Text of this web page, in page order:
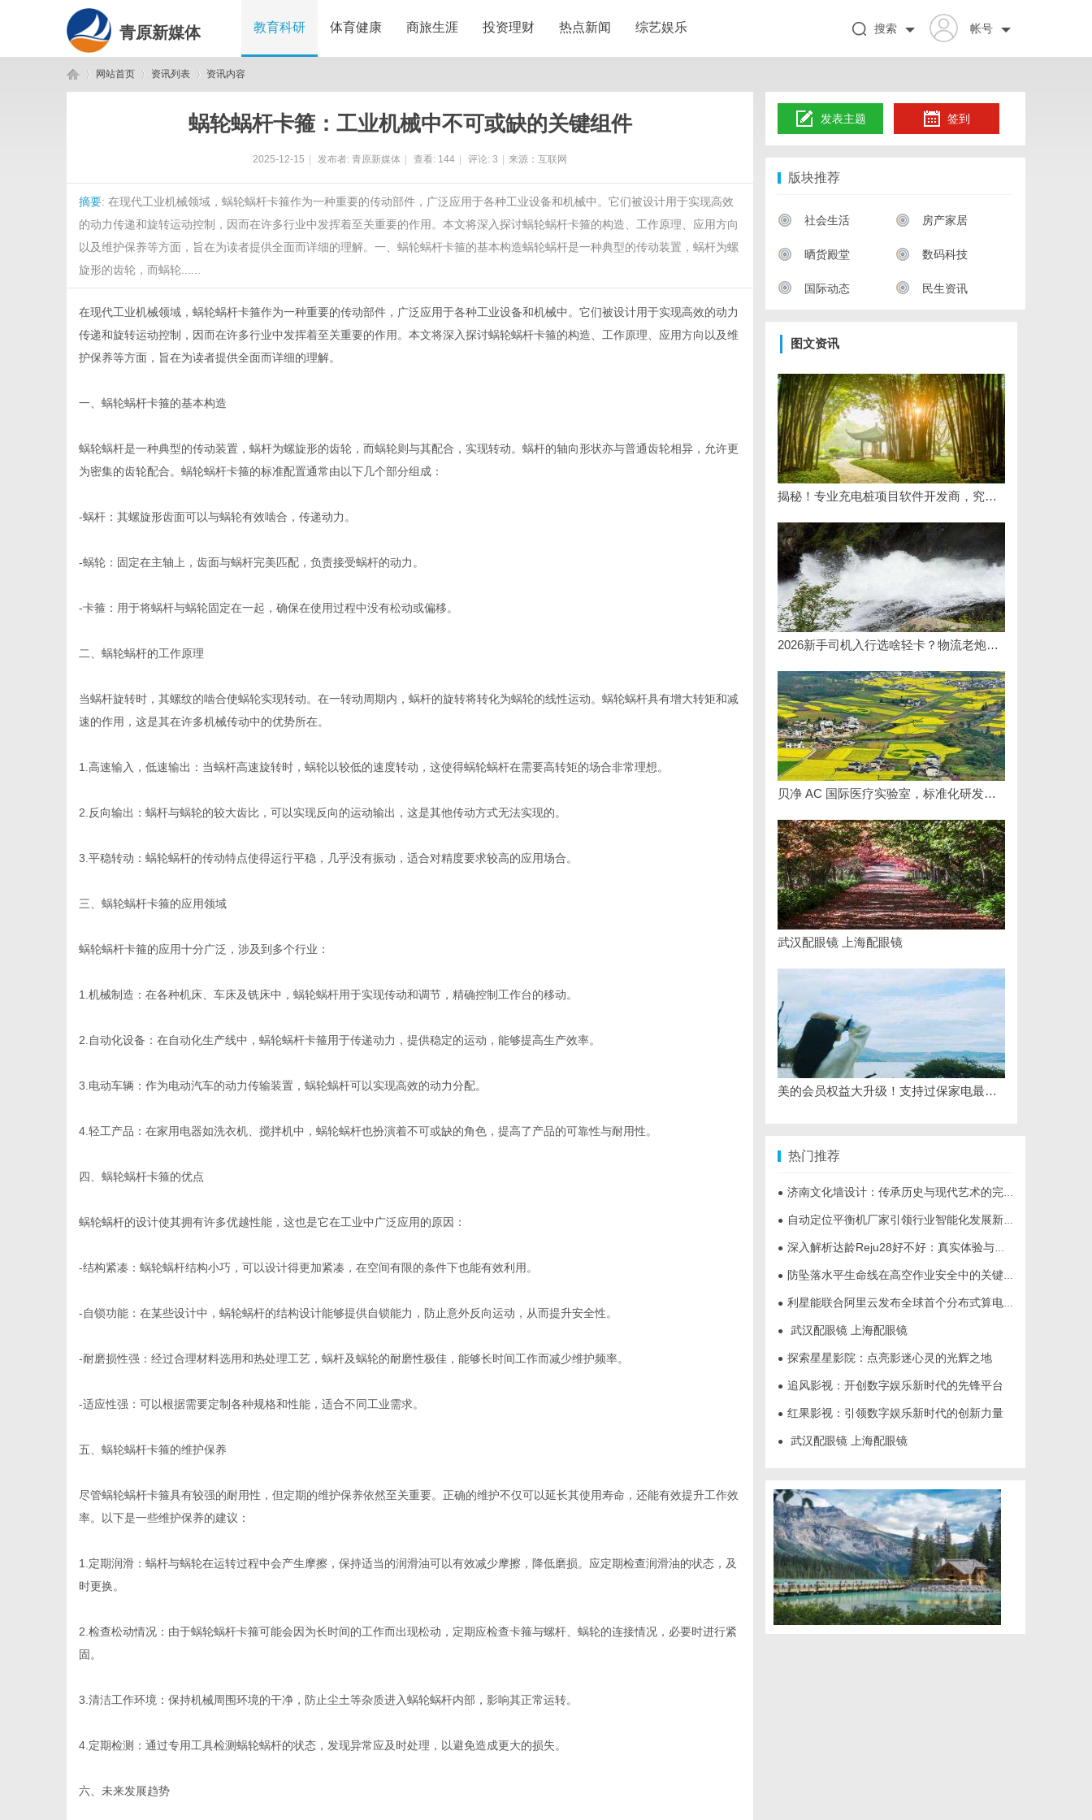
青原新媒体 教育科研 体育健康 商旅生涯 投资理财 热点新闻 综艺娱乐 帐号
搜索
网站首页 资讯列表 资讯内容
蜗轮蜗杆卡箍：工业机械中不可或缺的关键组件
2025-12-15 发布者: 青原新媒体 查看: 144 评论: 3 来源：互联网
摘要: 在现代工业机械领域，蜗轮蜗杆卡箍作为一种重要的传动部件，广泛应用于各种工业设备和机械中。它们被设计用于实现高效
的动力传递和旋转运动控制，因而在许多行业中发挥着至关重要的作用。本文将深入探讨蜗轮蜗杆卡箍的构造、工作原理、应用方向
以及维护保养等方面，旨在为读者提供全面而详细的理解。一、蜗轮蜗杆卡箍的基本构造蜗轮蜗杆是一种典型的传动装置，蜗杆为螺
旋形的齿轮，而蜗轮......
在现代工业机械领域， 蜗轮蜗杆卡箍作为一种重要的传动部件，广泛应用于各种工业设备和机械中。它们被设计用于实现高效的动力
传递和旋转运动控制，因而在许多行业中发挥着至关重要的作用。本文将深入探讨蜗轮蜗杆卡箍的构造、工作原理、应用方向以及维
护保养等方面，旨在为读者提供全面而详细的理解。
一、蜗轮蜗杆卡箍的基本构造
蜗轮蜗杆是一种典型的传动装置，蜗杆为螺旋形的齿轮，而蜗轮则与其配合，实现转动。蜗杆的轴向形状亦与普通齿轮相异，允许更
为密集的齿轮配合。蜗轮蜗杆卡箍的标准配置通常由以下几个部分组成：
-蜗杆：其螺旋形齿面可以与蜗轮有效啮合，传递动力。
-蜗轮：固定在主轴上，齿面与蜗杆完美匹配，负责接受蜗杆的动力。
-卡箍：用于将蜗杆与蜗轮固定在一起，确保在使用过程中没有松动或偏移。
二、蜗轮蜗杆的工作原理
当蜗杆旋转时，其螺纹的啮合使蜗轮实现转动。在一转动周期内，蜗杆的旋转将转化为蜗轮的线性运动。蜗轮蜗杆具有增大转矩和减
速的作用，这是其在许多机械传动中的优势所在。
1.高速输入，低速输出：当蜗杆高速旋转时，蜗轮以较低的速度转动，这使得蜗轮蜗杆在需要高转矩的场合非常理想。
2.反向输出：蜗杆与蜗轮的较大齿比，可以实现反向的运动输出，这是其他传动方式无法实现的。
3.平稳转动：蜗轮蜗杆的传动特点使得运行平稳，几乎没有振动，适合对精度要求较高的应用场合。
三、蜗轮蜗杆卡箍的应用领域
蜗轮蜗杆卡箍的应用十分广泛，涉及到多个行业：
1.机械制造：在各种机床、车床及铣床中，蜗轮蜗杆用于实现传动和调节，精确控制工作台的移动。
2.自动化设备：在自动化生产线中，蜗轮蜗杆卡箍用于传递动力，提供稳定的运动，能够提高生产效率。
3.电动车辆：作为电动汽车的动力传输装置，蜗轮蜗杆可以实现高效的动力分配。
4.轻工产品：在家用电器如洗衣机、搅拌机中，蜗轮蜗杆也扮演着不可或缺的角色，提高了产品的可靠性与耐用性。
四、蜗轮蜗杆卡箍的优点
蜗轮蜗杆的设计使其拥有许多优越性能，这也是它在工业中广泛应用的原因：
-结构紧凑：蜗轮蜗杆结构小巧，可以设计得更加紧凑，在空间有限的条件下也能有效利用。
-自锁功能：在某些设计中，蜗轮蜗杆的结构设计能够提供自锁能力，防止意外反向运动，从而提升安全性。
-耐磨损性强：经过合理材料选用和热处理工艺，蜗杆及蜗轮的耐磨性极佳，能够长时间工作而减少维护频率。
-适应性强：可以根据需要定制各种规格和性能，适合不同工业需求。
五、蜗轮蜗杆卡箍的维护保养
尽管蜗轮蜗杆卡箍具有较强的耐用性，但定期的维护保养依然至关重要。正确的维护不仅可以延长其使用寿命，还能有效提升工作效
率。以下是一些维护保养的建议：
1.定期润滑：蜗杆与蜗轮在运转过程中会产生摩擦，保持适当的润滑油可以有效减少摩擦，降低磨损。应定期检查润滑油的状态，及
时更换。
2.检查松动情况：由于蜗轮蜗杆卡箍可能会因为长时间的工作而出现松动，定期应检查卡箍与螺杆、蜗轮的连接情况，必要时进行紧
固。
3.清洁工作环境：保持机械周围环境的干净，防止尘土等杂质进入蜗轮蜗杆内部，影响其正常运转。
4.定期检测：通过专用工具检测蜗轮蜗杆的状态，发现异常应及时处理，以避免造成更大的损失。
六、未来发展趋势
发表主题 签到
版块推荐
社会生活 房产家居
晒货殿堂 数码科技
国际动态 民生资讯
图文资讯
揭秘！专业充电桩项目软件开发商，究竟藏着哪些行业秘诀？
2026新手司机入行选啥轻卡？物流老炮儿的深度选车经与标杆车型解析
贝净 AC 国际医疗实验室，标准化研发体系全解析
武汉配眼镜 上海配眼镜
美的会员权益大升级！支持过保家电最高3000元免费维修
热门推荐
● 济南文化墙设计：传承历史与现代艺术的完美融合
● 自动定位平衡机厂家引领行业智能化发展新趋势
● 深入解析达龄Reju28好不好：真实体验与专业评测全方位揭秘
● 防坠落水平生命线在高空作业安全中的关键作用与应用解析
● 利星能联合阿里云发布全球首个分布式算电协同解决方案
● 武汉配眼镜 上海配眼镜
● 探索星星影院：点亮影迷心灵的光辉之地
● 追风影视：开创数字娱乐新时代的先锋平台
● 红果影视：引领数字娱乐新时代的创新力量
● 武汉配眼镜 上海配眼镜